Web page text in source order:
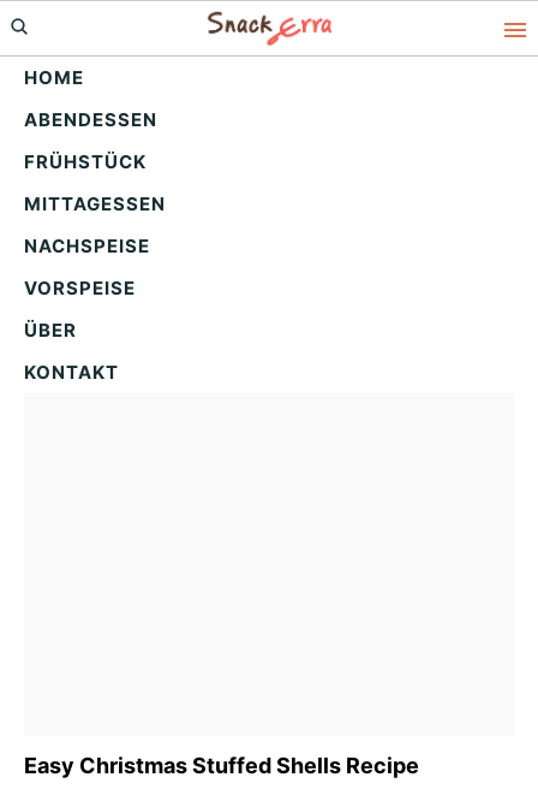
Skip
to
primary
navigation
Skip
to
main
content
Skip
to
primary
sidebar
HOME
ABENDESSEN
FRÜHSTÜCK
MITTAGESSEN
NACHSPEISE
VORSPEISE
ÜBER
KONTAKT
Einfache
Weihnachtsgefüllte
Muscheln – Festlicher
Genuss!
Easy Christmas Stuffed Shells Recipe